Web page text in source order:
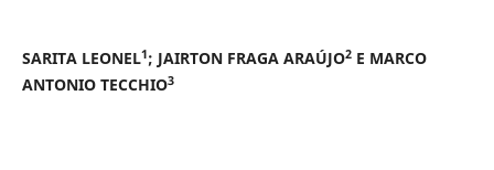
SARITA LEONEL1; JAIRTON FRAGA ARAÚJO2E MARCO
ANTONIO TECCHIO3